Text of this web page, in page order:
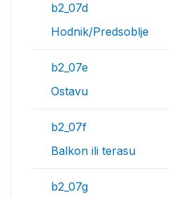
b2_07d
Hodnik/Predsoblje
b2_07e
Ostavu
b2_07f
Balkon ili terasu
b2_07g